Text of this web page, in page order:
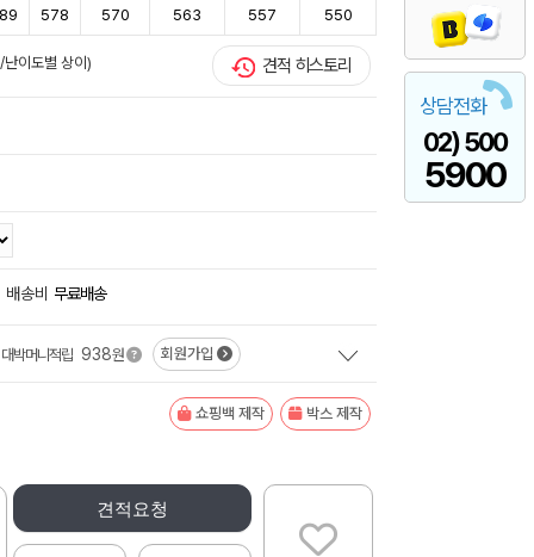
상담전화
02) 500
5900
578 570 563 557 550
이도별 상이) 견적 히스토리
배송비 무료배송
대박머니적립 938원 회원가입
쇼핑백 제작 박스 제작
견적요청